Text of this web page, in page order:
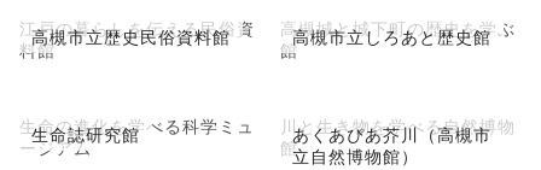
高槻市立歴史民俗資料館
江戸の暮らしを伝える民俗資
料館
高槻市立しろあと歴史館
高槻城と城下町の歴史を学ぶ
館
生命誌研究館
生命の進化を学べる科学ミュ
ージアム
あくあぴあ芥川（高槻市
立自然博物館）
川と生き物を学べる自然博物
館